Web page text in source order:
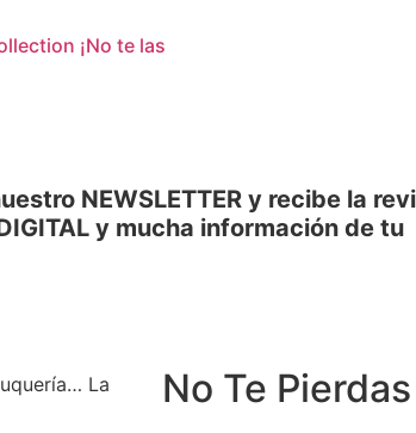
¡No te las
NEWSLETTER y recibe la
y mucha información de tu
La
No Te Pierdas